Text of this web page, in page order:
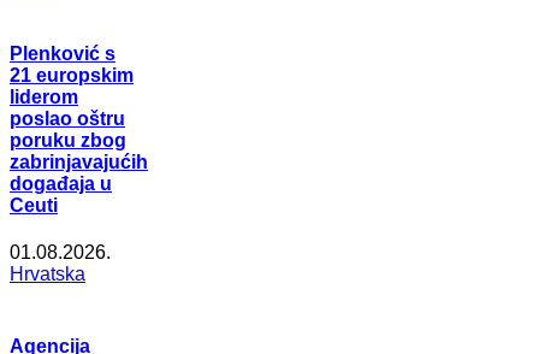
Plenković s
21 europskim
liderom
poslao oštru
poruku zbog
zabrinjavajućih
događaja u
Ceuti
01.08.2026.
Hrvatska
Agencija